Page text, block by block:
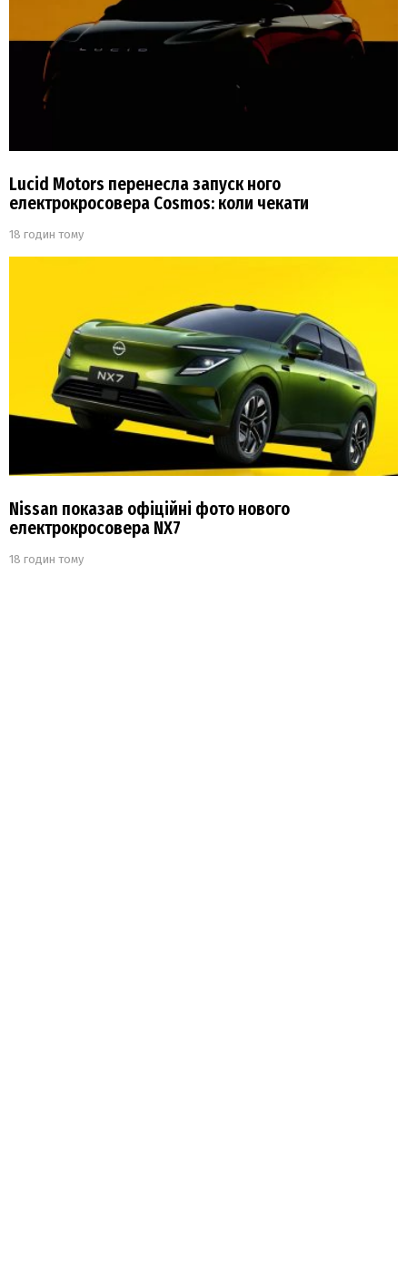
Lucid Motors перенесла запуск ного
електрокросовера Cosmos: коли чекати
18 годин тому
Nissan показав офіційні фото нового
електрокросовера NX7
18 годин тому